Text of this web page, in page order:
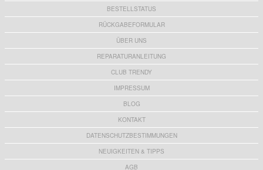
BESTELLSTATUS
RÜCKGABEFORMULAR
ÜBER UNS
REPARATURANLEITUNG
CLUB TRENDY
IMPRESSUM
BLOG
KONTAKT
DATENSCHUTZBESTIMMUNGEN
NEUIGKEITEN & TIPPS
AGB